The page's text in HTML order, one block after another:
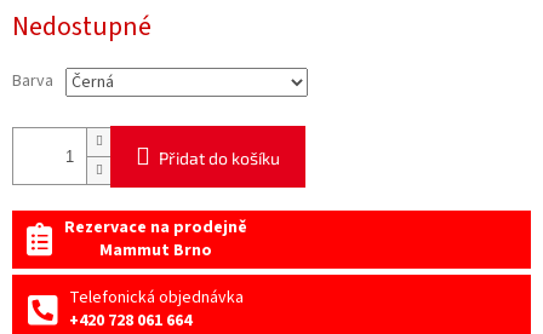
cena:
Nedostupné
Barva
Přidat do košíku
Rezervace na prodejně
Mammut Brno
Telefonická objednávka
+420 728 061 664